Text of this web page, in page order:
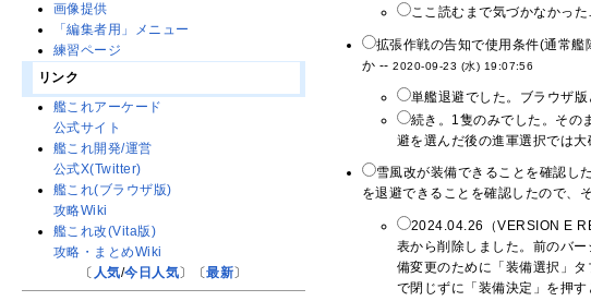
ここ読むまで気づかなかっ
拡張作戦の告知で使用条件(通常
か --2020-09-23 (水) 19:07:56
単艦退避でした。ブラウザ
続き。1隻のみでした。その
避を選んだ後の進軍選択では
雪風改が装備できることを確認し
を退避できることを確認したので、
2024.04.26（VERSION E
表から削除しました。前のバ
備変更のために「装備選択」
で閉じずに「装備決定」を押
画像提供
「編集者用」メニュー
練習ページ
リンク
艦これアーケード
公式サイト
艦これ開発/運営
公式X(Twitter)
艦これ(ブラウザ版)
攻略Wiki
艦これ改(Vita版)
攻略・まとめWiki
〔 人気/今日人気〕〔最新〕